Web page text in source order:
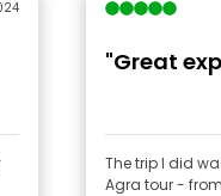
"Great
The trip I did
Agra tour -